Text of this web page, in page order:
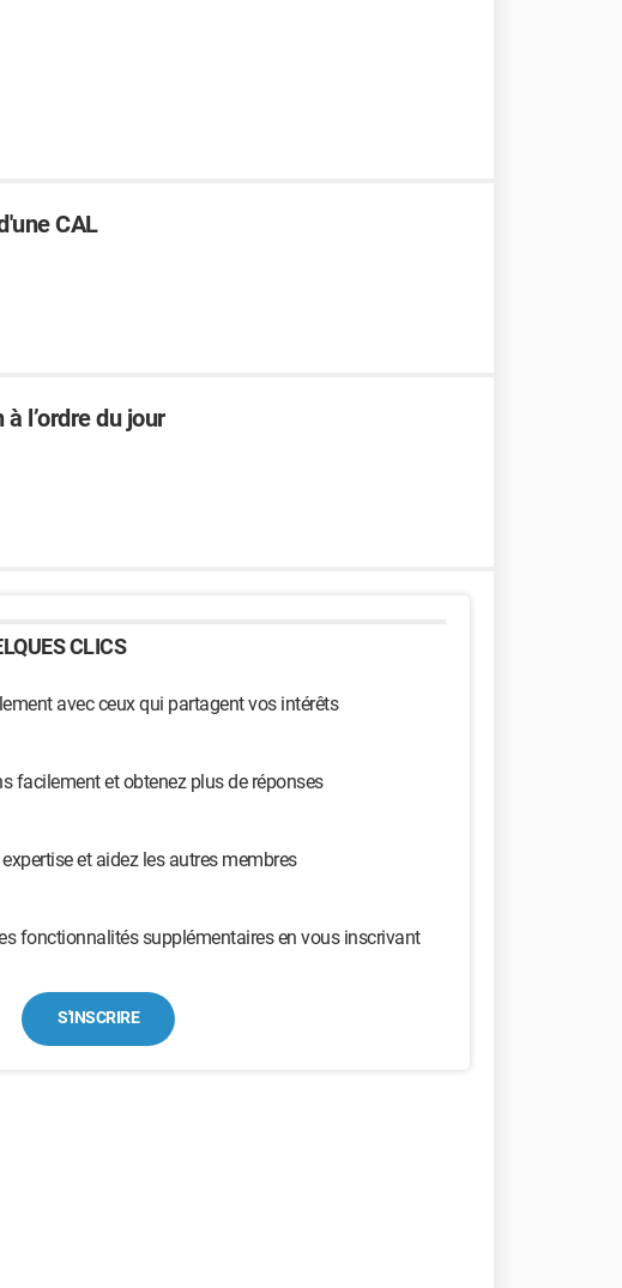
CAL
l’ordre du jour
CLICS
avec ceux qui partagent vos intérêts
facilement et obtenez plus de réponses
et aidez les autres membres
fonctionnalités supplémentaires en vous inscrivant
S'INSCRIRE